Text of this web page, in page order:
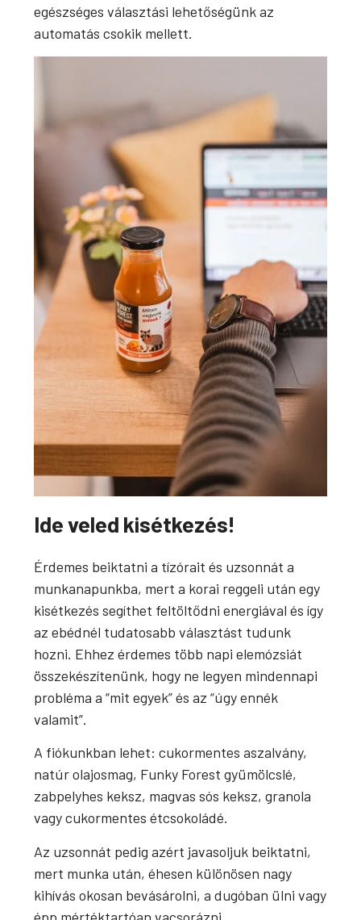
egészséges választási lehetőségünk az
automatás csokik mellett.
Ide veled kisétkezés!
Érdemes beiktatni a tízórait és uzsonnát a
munkanapunkba, mert a korai reggeli után egy
kisétkezés segíthet feltöltődni energiával és így
az ebédnél tudatosabb választást tudunk
hozni. Ehhez érdemes több napi elemózsiát
összekészítenünk, hogy ne legyen mindennapi
probléma a “mit egyek” és az “úgy ennék
valamit”.
A fiókunkban lehet: cukormentes aszalvány,
natúr olajosmag, Funky Forest gyümölcslé,
zabpelyhes keksz, magvas sós keksz, granola
vagy cukormentes étcsokoládé.
Az uzsonnát pedig azért javasoljuk beiktatni,
mert munka után, éhesen különösen nagy
kihívás okosan bevásárolni, a dugóban ülni vagy